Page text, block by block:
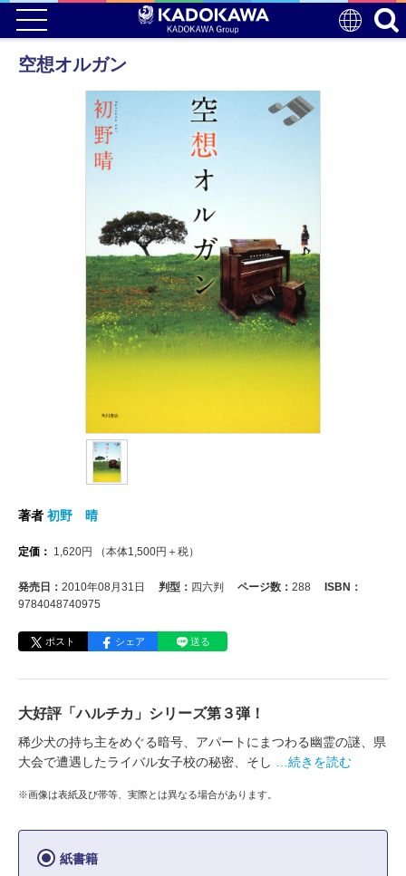
空想オルガン
著者 初野 晴
定価： 1,620円 （本体1,500円＋税）
発売日： 2010年08月31日 判型： 四六判 ページ数： 288
ISBN：
9784048740975
ポスト シェア 送る
大好評「ハルチカ」シリーズ第３弾！
稀少犬の持ち主をめぐる暗号、アパートにまつわる幽霊の謎、県
大会で遭遇したライバル女子校の秘密、そし
…続きを読む
※画像は表紙及び帯等、実際とは異なる場合があります。
紙書籍